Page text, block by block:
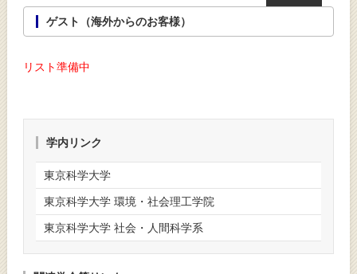
ゲスト（海外からのお客様）
リスト準備中
学内リンク
東京科学大学
東京科学大学 環境・社会理工学院
東京科学大学 社会・人間科学系